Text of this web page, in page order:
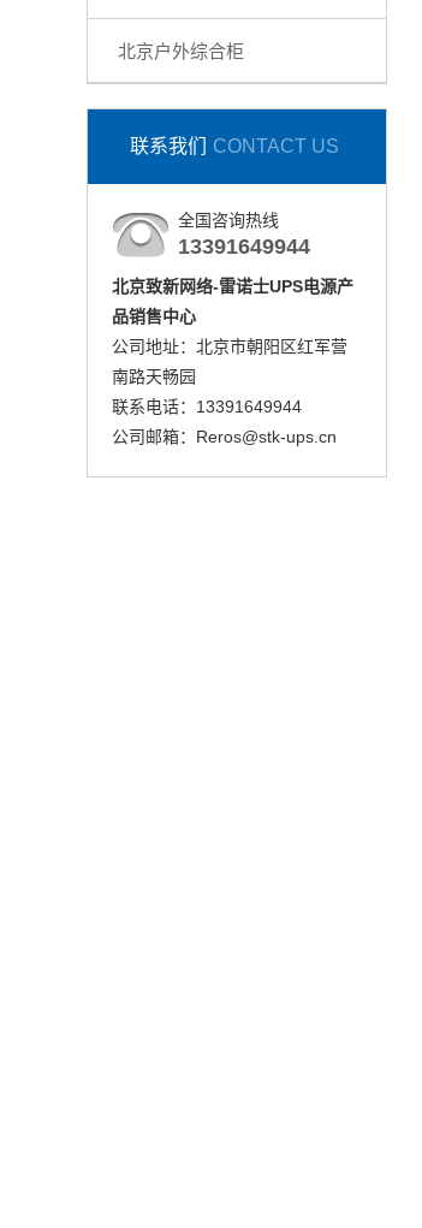
北京户外综合柜
联系我们 CONTACT US
全国咨询热线
13391649944
北京致新网络-雷诺士UPS电源产
品销售中心
公司地址：北京市朝阳区红军营
南路天畅园
联系电话：13391649944
公司邮箱：Reros@stk-ups.cn